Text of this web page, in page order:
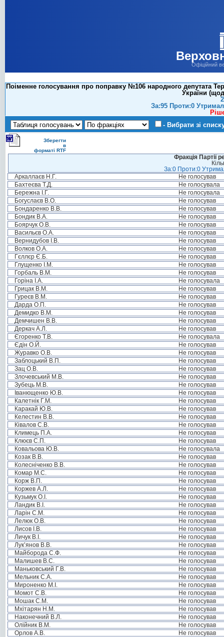
Офіційний
Поіменне голосування про поправку №106 народного депутата
України
За:95 Проти:0
- Вибрати зі
Зберегти
в
форматі RTF
Фракція Партії
За:0 Проти:0
Аркаллаєв Н.Г.
Не голосував
Бахтеєва Т.Д.
Не голосувала
Бережна І.Г.
Не голосувала
Богуслаєв В.О.
Не голосував
Бондаренко В.В.
Не голосував
Бондик В.А.
Не голосував
Боярчук О.В.
Не голосував
Васильєв О.А.
Не голосував
Вернидубов І.В.
Не голосував
Волков О.А.
Не голосував
Гєллєр Є.Б.
Не голосував
Глущенко І.М.
Не голосував
Горбаль В.М.
Не голосував
Горіна І.А.
Не голосувала
Грицак В.М.
Не голосував
Гуреєв В.М.
Не голосував
Дарда О.П.
Не голосував
Демидко В.М.
Не голосував
Демчишен В.В.
Не голосував
Деркач А.Л.
Не голосував
Єгоренко Т.В.
Не голосувала
Єдін О.Й.
Не голосував
Журавко О.В.
Не голосував
Заблоцький В.П.
Не голосував
Зац О.В.
Не голосував
Злочевський М.В.
Не голосував
Зубець М.В.
Не голосував
Іванющенко Ю.В.
Не голосував
Калетнік Г.М.
Не голосував
Каракай Ю.В.
Не голосував
Келестин В.В.
Не голосував
Ківалов С.В.
Не голосував
Климець П.А.
Не голосував
Клюєв С.П.
Не голосував
Ковальова Ю.В.
Не голосувала
Козак В.В.
Не голосував
Колесніченко В.В.
Не голосував
Комар М.С.
Не голосував
Корж В.П.
Не голосував
Коржев А.Л.
Не голосував
Кузьмук О.І.
Не голосував
Ландик В.І.
Не голосував
Ларін С.М.
Не голосував
Лелюк О.В.
Не голосував
Лисов І.В.
Не голосував
Личук В.І.
Не голосував
Лук’янов В.В.
Не голосував
Майборода С.Ф.
Не голосував
Малишев В.С.
Не голосував
Маньковський Г.В.
Не голосував
Мельник С.А.
Не голосував
Мироненко М.І.
Не голосував
Момот С.В.
Не голосував
Мошак С.М.
Не голосував
Мхітарян Н.М.
Не голосував
Наконечний В.Л.
Не голосував
Олійник В.М.
Не голосував
Орлов А.В.
Не голосував